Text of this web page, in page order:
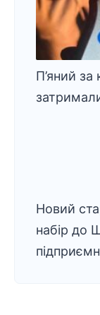
П’яний
Новий
набір до